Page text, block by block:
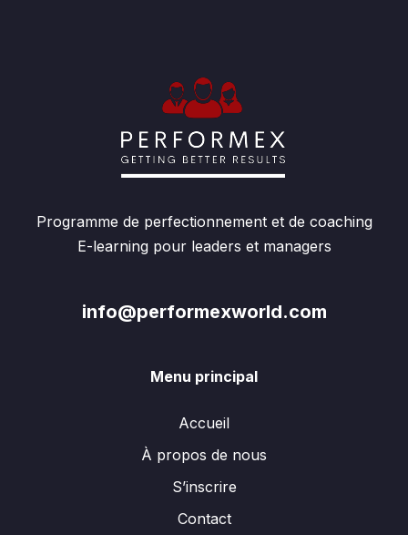
Programme de perfectionnement et de coaching
E-learning pour leaders et managers
info@performexworld.com
Menu principal
Accueil
À propos de nous
S’inscrire
Contact